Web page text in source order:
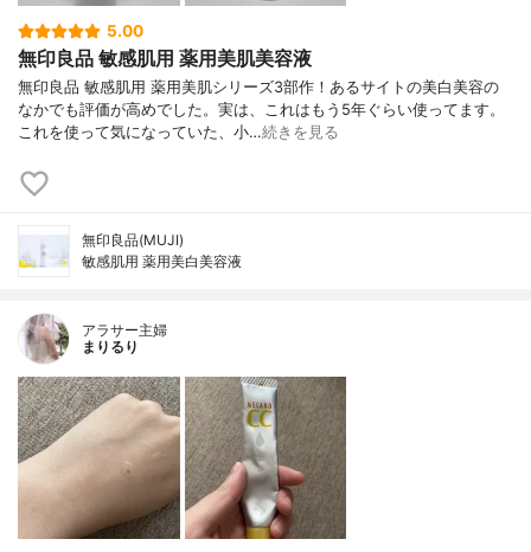
5.00
無印良品 敏感肌用 薬用美肌美容液
無印良品 敏感肌用 薬用美肌シリーズ3部作！あるサイトの美白美容の
なかでも評価が高めでした。実は、これはもう5年ぐらい使ってます。
これを使って気になっていた、小…続きを見る
無印良品(MUJI)
敏感肌用 薬用美白美容液
アラサー主婦
まりるり